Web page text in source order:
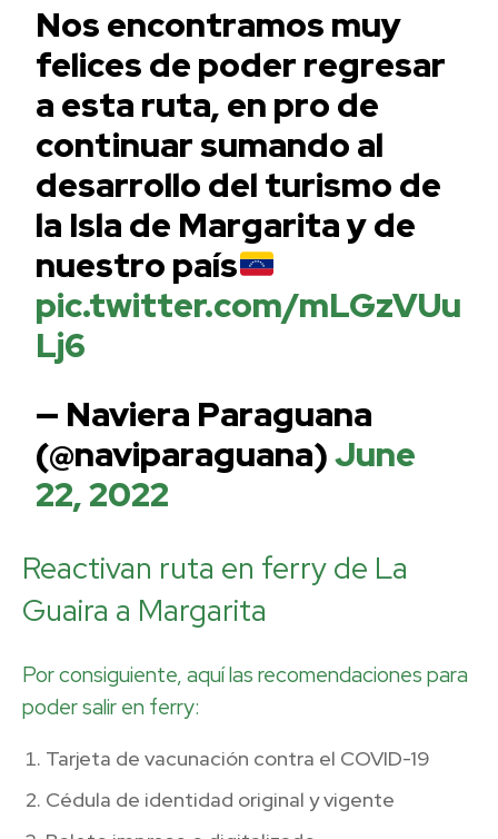
Nos encontramos muy
felices de poder regresar
a esta ruta, en pro de
continuar sumando al
desarrollo del turismo de
la Isla de Margarita y de
nuestro país
pic.twitter.com/mLGzVUu
Lj6
— Naviera Paraguana
(@naviparaguana)June
22, 2022
Reactivan ruta en ferry de La
Guaira a Margarita
Por consiguiente, aquí las recomendaciones para
poder salir en ferry:
Tarjeta de vacunación contra el COVID-19
Cédula de identidad original y vigente